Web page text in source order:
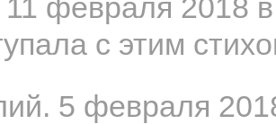
февраля 2018
с этим
5 февраля